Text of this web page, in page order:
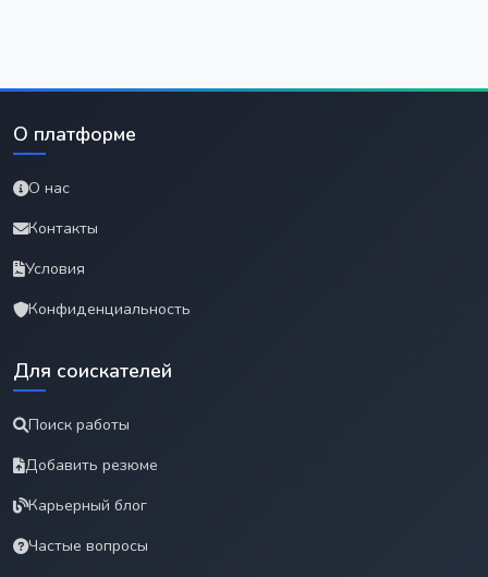
О платформе
О нас
Контакты
Условия
Конфиденциальность
Для соискателей
Поиск работы
Добавить резюме
Карьерный блог
Частые вопросы